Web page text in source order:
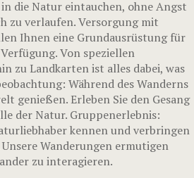
die Natur eintauchen, ohne Angst
zu verlaufen. Versorgung mit
Ihnen eine Grundausrüstung für
Von speziellen
zu Landkarten ist alles dabei, was
Während des Wanderns
genießen. Erleben Sie den Gesang
der Natur. Gruppenerlebnis:
kennen und verbringen
Wanderungen ermutigen
zu interagieren.